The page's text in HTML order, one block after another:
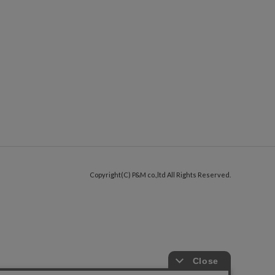
Copyright(C) P&M co.,ltd All Rights Reserved.